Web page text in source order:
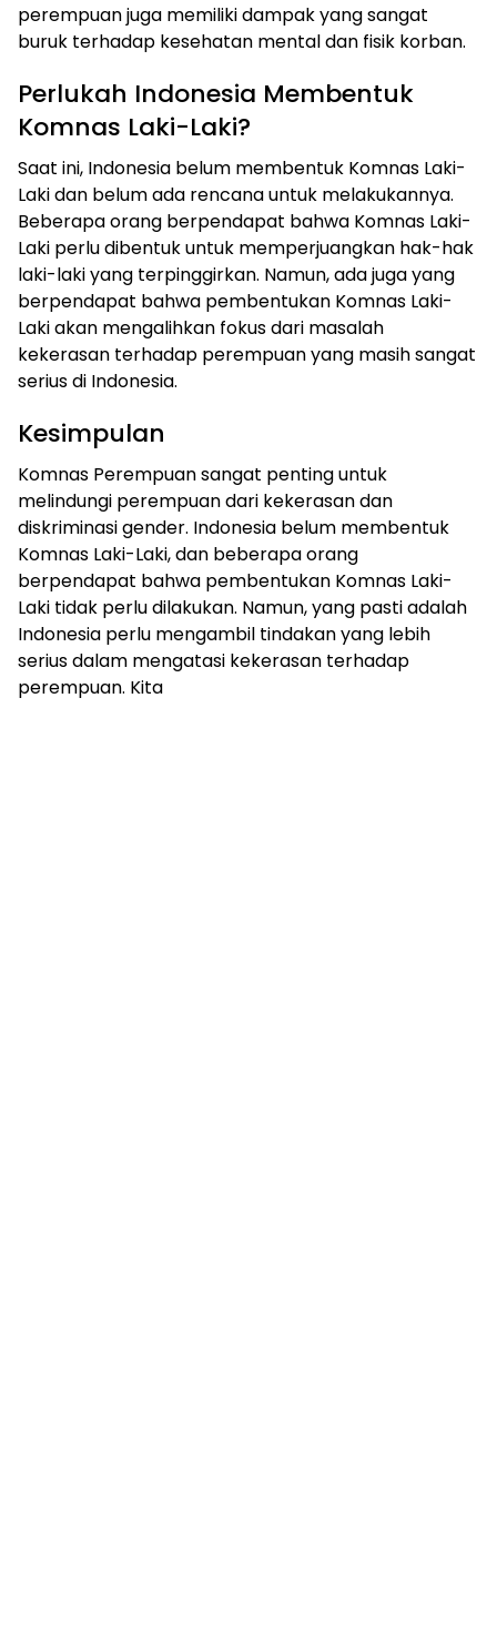
perempuan juga memiliki dampak yang sangat
buruk terhadap kesehatan mental dan fisik korban.
Perlukah Indonesia Membentuk
Komnas Laki-Laki?
Saat ini, Indonesia belum membentuk Komnas Laki-
Laki dan belum ada rencana untuk melakukannya.
Beberapa orang berpendapat bahwa Komnas Laki-
Laki perlu dibentuk untuk memperjuangkan hak-hak
laki-laki yang terpinggirkan. Namun, ada juga yang
berpendapat bahwa pembentukan Komnas Laki-
Laki akan mengalihkan fokus dari masalah
kekerasan terhadap perempuan yang masih sangat
serius di Indonesia.
Kesimpulan
Komnas Perempuan sangat penting untuk
melindungi perempuan dari kekerasan dan
diskriminasi gender. Indonesia belum membentuk
Komnas Laki-Laki, dan beberapa orang
berpendapat bahwa pembentukan Komnas Laki-
Laki tidak perlu dilakukan. Namun, yang pasti adalah
Indonesia perlu mengambil tindakan yang lebih
serius dalam mengatasi kekerasan terhadap
perempuan. Kita